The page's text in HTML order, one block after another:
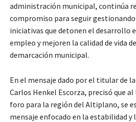
administración municipal, continúa
compromiso para seguir
iniciativas que detonen el desarrollo
empleo y mejoren la calidad de vida
demarcación municipal.
En el mensaje dado por el titular de
Carlos Henkel Escorza, precisó que
foro para la región del Altiplano, se
mensaje enfocado en la estabilidad y